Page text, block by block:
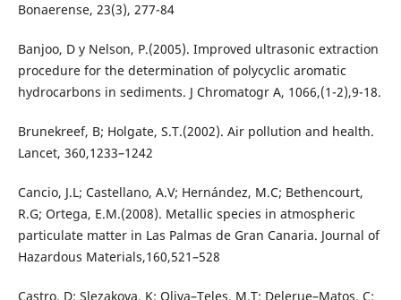
Bonaerense, 23(3), 277-84
Banjoo, D y Nelson, P.(2005). Improved ultrasonic extraction
procedure for the determination of polycyclic aromatic
hydrocarbons in sediments. J Chromatogr A, 1066,(1-2),9-18.
Brunekreef, B; Holgate, S.T.(2002). Air pollution and health.
Lancet, 360,1233–1242
Cancio, J.L; Castellano, A.V; Hernández, M.C; Bethencourt,
R.G; Ortega, E.M.(2008). Metallic species in atmospheric
particulate matter in Las Palmas de Gran Canaria. Journal of
Hazardous Materials,160,521–528
Castro, D; Slezakova, K; Oliva–Teles, M.T; Delerue–Matos, C;